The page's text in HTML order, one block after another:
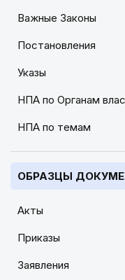
Важные Законы
Постановления
Указы
НПА по Органам
НПА по темам
ОБРАЗЦЫ
Акты
Приказы
Заявления